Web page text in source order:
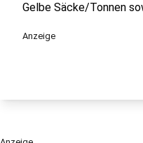
Gelbe Säcke/Tonnen
Anzeige